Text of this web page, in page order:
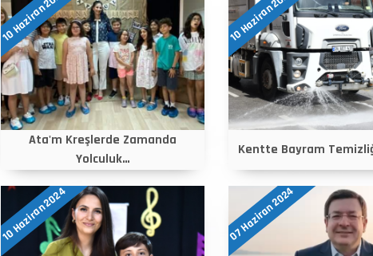
10 Haziran 2024
Ata'm Kreşlerde Zamanda
Yolculuk…
10 Haziran 2024
Kentte Bayram
10 Haziran 2024 07 Haziran 2024